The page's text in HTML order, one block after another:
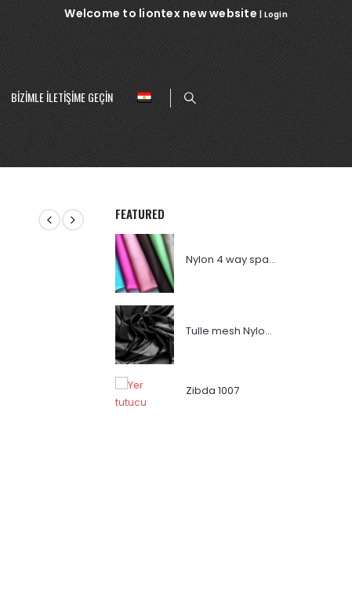
Welcome to liontex new website |Login
BIZIMLE ILETIŞIME GEÇIN
FEATURED
Nylon 4 way spandex
Tulle mesh Nylon 007
Zibda 1007